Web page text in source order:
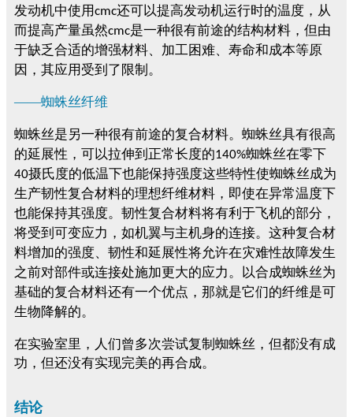
发动机中使用cmc还可以提高发动机运行时的温度，从
而提高产量虽然cmc是一种很有前途的结构材料，但由
于缺乏合适的增强材料、加工困难、寿命和成本等原
因，其应用受到了限制。
——蜘蛛丝纤维
蜘蛛丝是另一种很有前途的复合材料。蜘蛛丝具有很高
的延展性，可以拉伸到正常长度的140%蜘蛛丝在零下
40摄氏度的低温下也能保持强度这些特性使蜘蛛丝成为
生产韧性复合材料的理想纤维材料，即使在异常温度下
也能保持其强度。韧性复合材料将有利于飞机的部分，
将受到可变应力，如机翼与主机身的连接。这种复合材
料增加的强度、韧性和延展性将允许在灾难性故障发生
之前对部件或连接处施加更大的应力。以合成蜘蛛丝为
基础的复合材料还有一个优点，那就是它们的纤维是可
生物降解的。
在实验室里，人们曾多次尝试复制蜘蛛丝，但都没有成
功，但还没有实现完美的再合成。
结论